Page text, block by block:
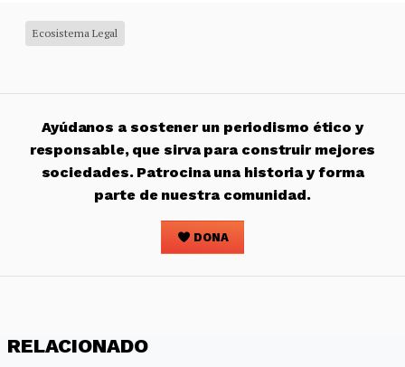
Ecosistema Legal
Ayúdanos a sostener un periodismo ético y
responsable, que sirva para construir mejores
sociedades. Patrocina una historia y forma
parte de nuestra comunidad.
DONA
RELACIONADO